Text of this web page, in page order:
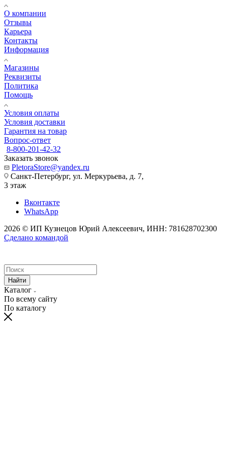
О компании
Отзывы
Карьера
Контакты
Информация
Магазины
Реквизиты
Политика
Помощь
Условия оплаты
Условия доставки
Гарантия на товар
Вопрос-ответ
8-800-201-42-32
Заказать звонок
PletoraStore@yandex.ru
Санкт-Петербург, ул. Меркурьева, д. 7,
3 этаж
Вконтакте
WhatsApp
2026 © ИП Кузнецов Юрий Алексеевич, ИНН: 781628702300
Сделано командой
Найти
Каталог
По всему сайту
По каталогу